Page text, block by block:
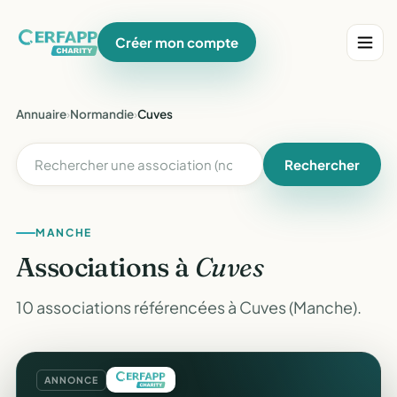
Créer mon compte
Annuaire›Normandie›Cuves
Rechercher
MANCHE
Associations à Cuves
10 associations référencées à Cuves (Manche).
ANNONCE